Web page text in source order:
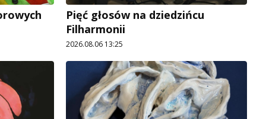
Pięć głosów na dziedzińcu
Filharmonii
2026.08.06 13:25